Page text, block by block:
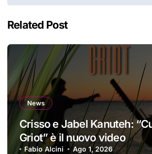
Related Post
News
Crisso e Jabel Kanuteh:
Griot” è il nuovo video
Fabio Alcini Ago 1, 2026